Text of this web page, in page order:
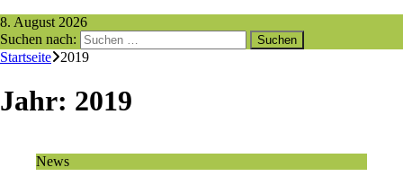
8. August 2026
Suchen nach:
Startseite
2019
Jahr: 2019
News